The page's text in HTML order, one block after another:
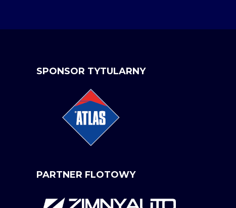
SPONSOR TYTULARNY
PARTNER FLOTOWY